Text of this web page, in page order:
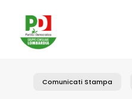
content
Comunicati Stampa